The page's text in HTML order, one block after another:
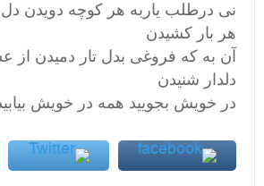
نی درطلب یاربه هر کوچه دویدن
هر بار کشیدن
آن به که فروغی بدل تار دمیدن
دلدار شنیدن
در خویش بجویید همه در خویش